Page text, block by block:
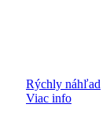
Rýchly náhľad
Viac info